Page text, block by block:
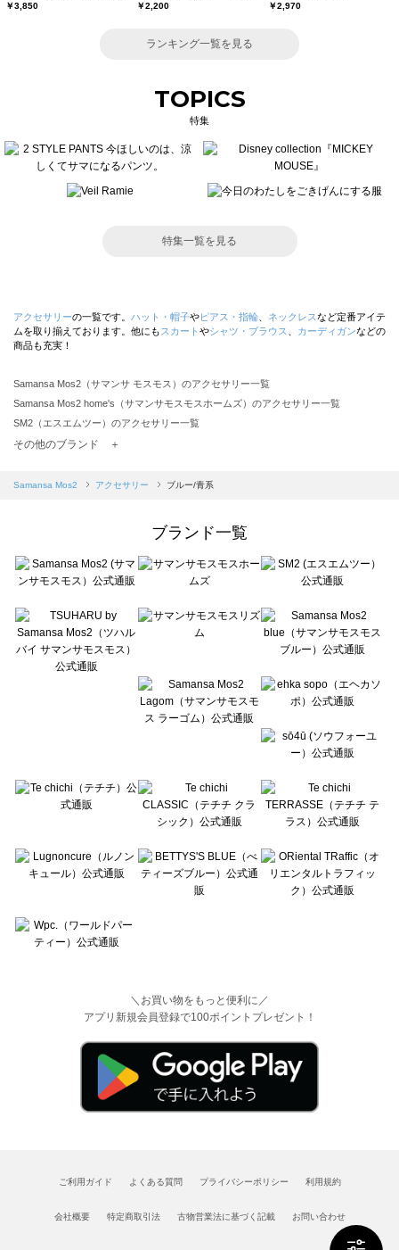
￥3,850 ￥2,200 ￥2,970
ランキング一覧を見る
TOPICS
特集
特集一覧を見る
アクセサリーの一覧です。 ハット・帽子やピアス・指輪 ネックレスなど定番アイテ
ムを取り揃えております。他にも スカート やシャツ・ブラウス カーディガンなどの
商品も充実！
Samansa Mos2（サマンサ モスモス）のアクセサリー一覧
Samansa Mos2 home's（サマンサモスモスホームズ）のアクセサリー一覧
SM2（エスエムツー）のアクセサリー一覧
TSUHARU by Samansa Mos2（ツハルバイサマンサモスモス）のアクセサリー一覧
Samansa Mos2 blue（サマンサモスモス ブルー）のアクセサリー一覧
sō4ū（ソウフォーユー）のアクセサリー一覧
Te chichi（テチチ）のアクセサリー一覧
Te chichi CLASSIC（テチチ クラシック）のアクセサリー一覧
Lugnoncure（ルノンキュール）のアクセサリー一覧
BETTY'S BLUE（べティーズブルー）のアクセサリー一覧
Wpc.（ワールドパーティー）のアクセサリー一覧
その他のブランド ＋
Samansa Mos2 アクセサリー ブルー/青系
ブランド一覧
＼お買い物をもっと便利に／
アプリ新規会員登録で100ポイントプレゼント！
ご利用ガイド よくある質問 プライバシーポリシー 利用規約
会社概要 特定商取引法 古物営業法に基づく記載 お問い合わせ